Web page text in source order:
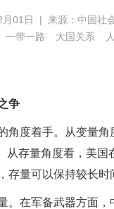
月01日 | 来源：中国社
一带一路 大国关系
争
角度着手。从变量
从存量角度看，美
存量可以保持较长时
。在军备武器方面